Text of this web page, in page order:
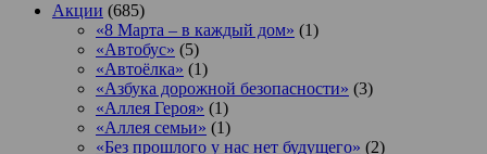
Акции (685)
«8 Марта – в каждый дом» (1)
«Автобус» (5)
«Автоёлка» (1)
«Азбука дорожной безопасности» (3)
«Аллея Героя» (1)
«Аллея семьи» (1)
«Без прошлого у нас нет будущего» (2)